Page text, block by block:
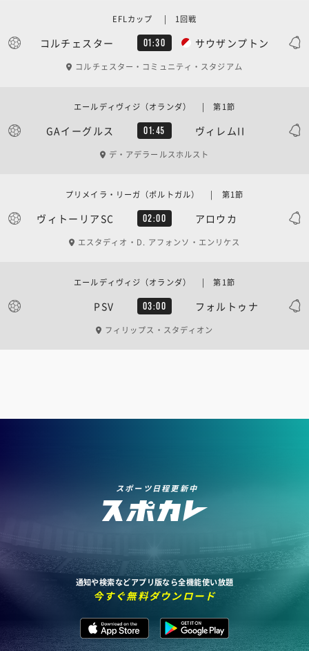
コルチェスター 01:30 サウザンプトン
EFLカップ | 1回戦
コルチェスター・コミュニティ・スタジアム
GAイーグルス 01:45 ヴィレムII
エールディヴィジ（オランダ） | 第1節
デ・アデラールスホルスト
ヴィトーリアSC 02:00 アロウカ
プリメイラ・リーガ（ポルトガル） | 第1節
エスタディオ・D. アフォンソ・エンリケス
PSV 03:00 フォルトゥナ
エールディヴィジ（オランダ） | 第1節
フィリップス・スタディオン
スポーツ日程更新中
通知や検索などアプリ版なら全機能使い放題
今すぐ無料ダウンロード